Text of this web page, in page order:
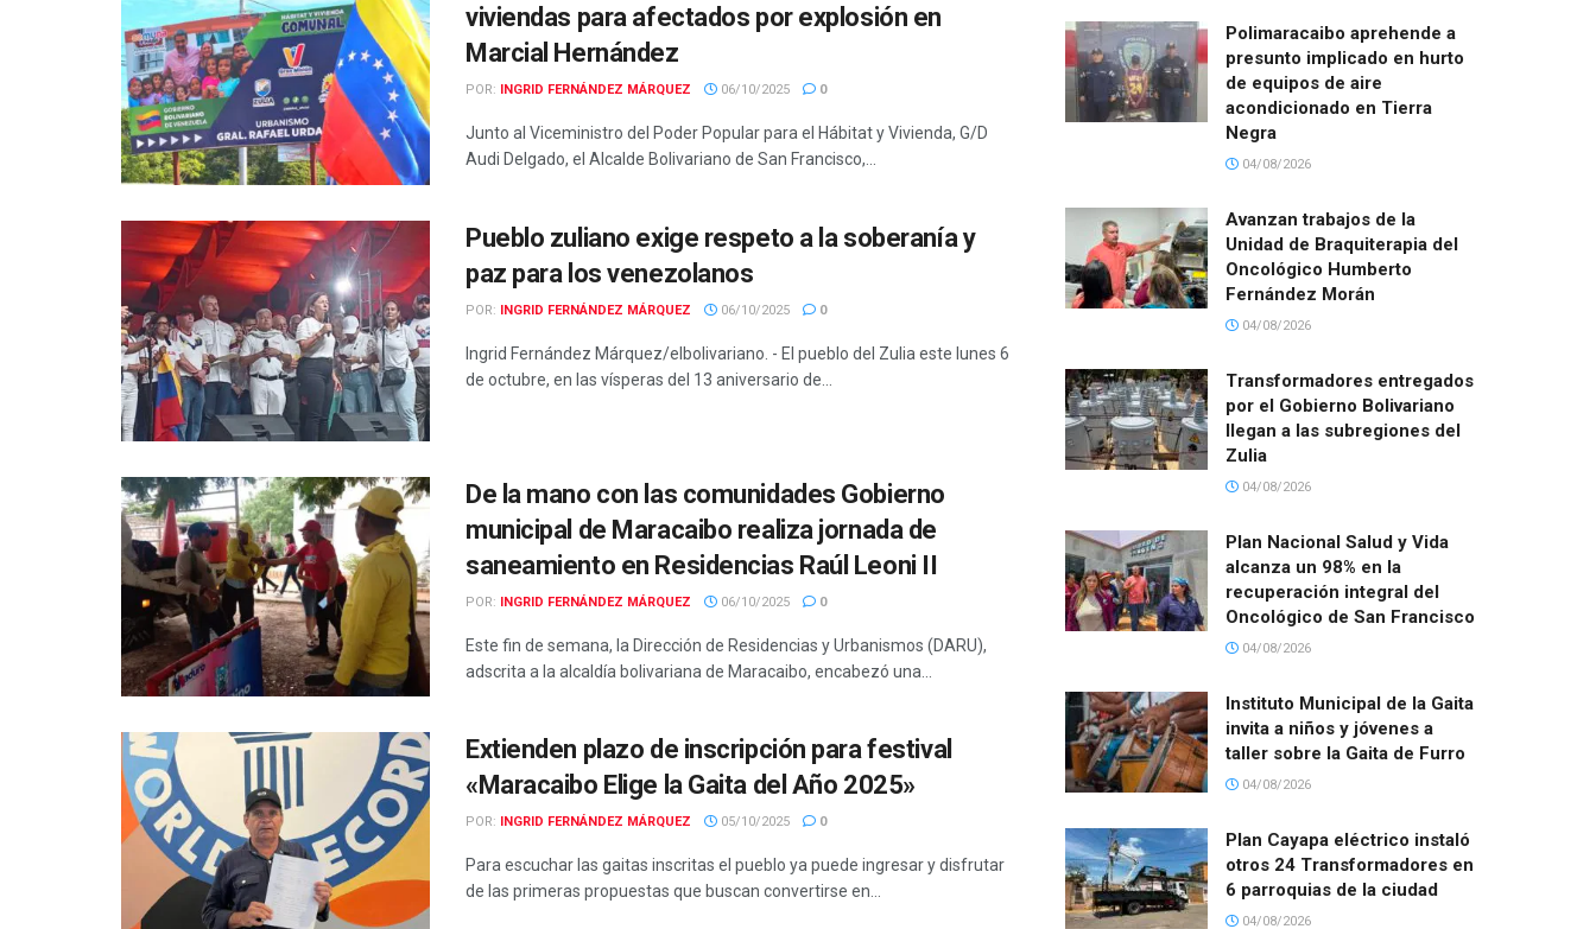
viviendas para afectados por explosión en
Marcial Hernández
POR: INGRID FERNÁNDEZ MÁRQUEZ 06/10/2025 0
Junto al Viceministro del Poder Popular para el Hábitat y Vivienda, G/D
Audi Delgado, el Alcalde Bolivariano de San Francisco,...
Pueblo zuliano exige respeto a la soberanía y
paz para los venezolanos
POR: INGRID FERNÁNDEZ MÁRQUEZ 06/10/2025 0
Ingrid Fernández Márquez/elbolivariano. - El pueblo del Zulia este lunes 6
de octubre, en las vísperas del 13 aniversario de...
De la mano con las comunidades Gobierno
municipal de Maracaibo realiza jornada de
saneamiento en Residencias Raúl Leoni II
POR: INGRID FERNÁNDEZ MÁRQUEZ 06/10/2025 0
Este fin de semana, la Dirección de Residencias y Urbanismos (DARU),
adscrita a la alcaldía bolivariana de Maracaibo, encabezó una...
Extienden plazo de inscripción para festival
«Maracaibo Elige la Gaita del Año 2025»
POR: INGRID FERNÁNDEZ MÁRQUEZ 05/10/2025 0
Para escuchar las gaitas inscritas el pueblo ya puede ingresar y disfrutar
de las primeras propuestas que buscan convertirse en...
Polimaracaibo aprehende a
presunto implicado en hurto
de equipos de aire
acondicionado en Tierra
Negra
04/08/2026
Avanzan trabajos de la
Unidad de Braquiterapia del
Oncológico Humberto
Fernández Morán
04/08/2026
Transformadores entregados
por el Gobierno Bolivariano
llegan a las subregiones del
Zulia
04/08/2026
Plan Nacional Salud y Vida
alcanza un 98% en la
recuperación integral del
Oncológico de San Francisco
04/08/2026
Instituto Municipal de la Gaita
invita a niños y jóvenes a
taller sobre la Gaita de Furro
04/08/2026
Plan Cayapa eléctrico instaló
otros 24 Transformadores en
6 parroquias de la ciudad
04/08/2026